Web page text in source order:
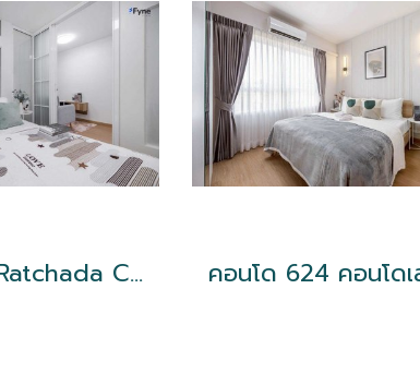
โครงการ Ratchada City 18 ใกล้ MRT ห้วยขวาง